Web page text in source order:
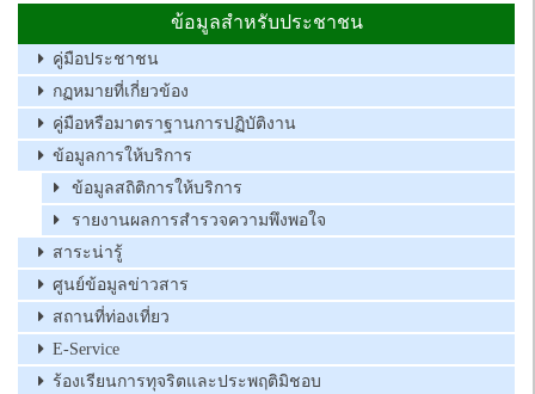
ข้อมูลสำหรับประชาชน
คู่มือประชาชน
กฏหมายที่เกี่ยวข้อง
คู่มือหรือมาตราฐานการปฏิบัติงาน
ข้อมูลการให้บริการ
ข้อมูลสถิติการให้บริการ
รายงานผลการสำรวจความพึงพอใจ
สาระน่ารู้
ศูนย์ข้อมูลข่าวสาร
สถานที่ท่องเที่ยว
E-Service
ร้องเรียนการทุจริตและประพฤติมิชอบ